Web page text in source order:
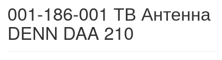
001-186-001 ТВ Антенна
DENN DAA 210